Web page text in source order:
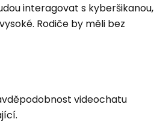
interagovat s kyberšikanou,
Rodiče by měli bez
videochatu